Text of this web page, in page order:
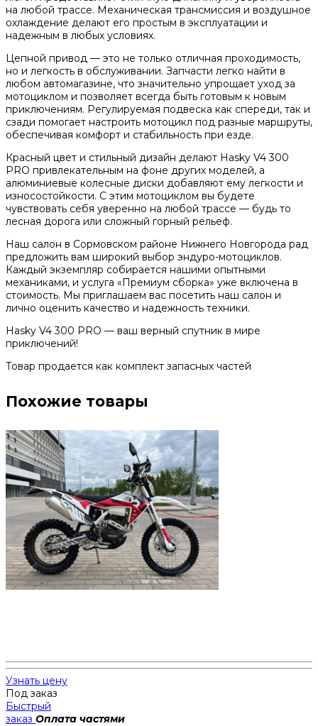
на любой трассе. Механическая трансмиссия и воздушное
охлаждение делают его простым в эксплуатации и
надежным в любых условиях.
Цепной привод — это не только отличная проходимость,
но и легкость в обслуживании. Запчасти легко найти в
любом автомагазине, что значительно упрощает уход за
мотоциклом и позволяет всегда быть готовым к новым
приключениям. Регулируемая подвеска как спереди, так и
сзади помогает настроить мотоцикл под разные маршруты,
обеспечивая комфорт и стабильность при езде.
Красный цвет и стильный дизайн делают Hasky V4 300
PRO привлекательным на фоне других моделей, а
алюминиевые колесные диски добавляют ему легкости и
износостойкости. С этим мотоциклом вы будете
чувствовать себя уверенно на любой трассе — будь то
лесная дорога или сложный горный рельеф.
Наш салон в Сормовском районе Нижнего Новгорода рад
предложить вам широкий выбор эндуро-мотоциклов.
Каждый экземпляр собирается нашими опытными
механиками, и услуга «Премиум сборка» уже включена в
стоимость. Мы приглашаем вас посетить наш салон и
лично оценить качество и надежность техники.
Hasky V4 300 PRO — ваш верный спутник в мире
приключений!
Товар продается как комплект запасных частей
Похожие товары
Узнать цену
Под заказ
Быстрый
заказ Оплата частями